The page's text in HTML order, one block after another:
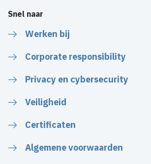
Snel naar
Werken bij
Corporate responsibility
Privacy en cybersecurity
Veiligheid
Certificaten
Algemene voorwaarden